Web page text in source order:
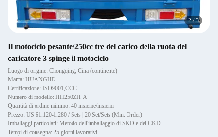
2/3
Il motociclo pesante/250cc tre del carico della ruota del
caricatore 3 spinge il motociclo
Luogo di origine: Chongqing, Cina (continente)
Marca: HUANGHE
Certificazione: ISO9001,CCC
Numero di modello: HH250ZH-A
Quantità di ordine minimo: 40 insieme/insiemi
Prezzo: US $1,120-1,280 / Sets | 20 Set/Sets (Min. Order)
Imballaggi particolari: Metodo dell'imballaggio di SKD e del CKD
Tempi di consegna: 25 giorni lavorativi